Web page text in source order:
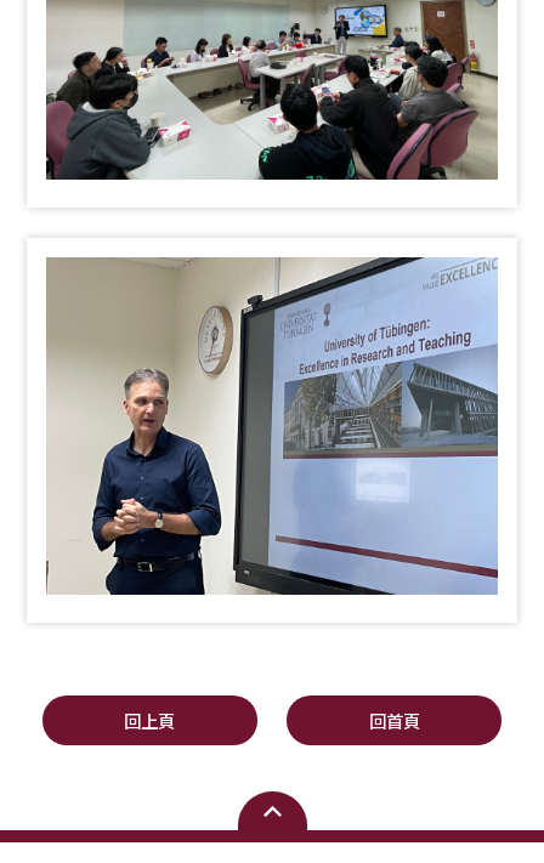
回上頁 回首頁